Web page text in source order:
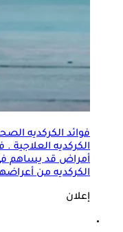
فوائد الكركديه
الكركديه العلاجية.
أمراض قد يساهم
الكركديه من
إعلان